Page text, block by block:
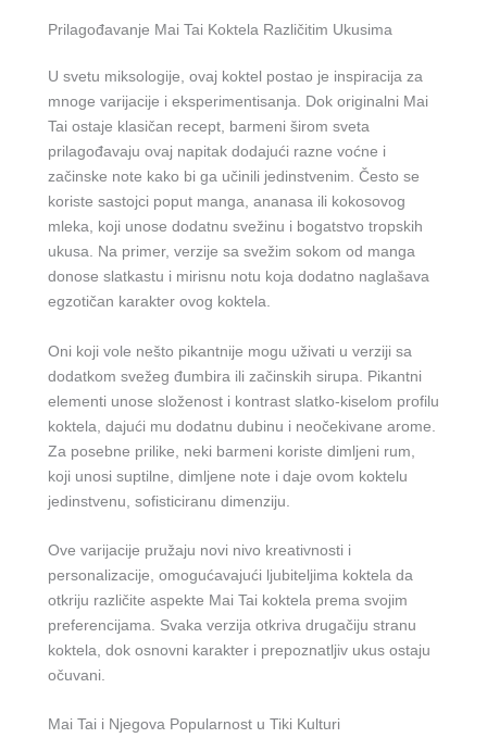
Prilagođavanje Mai Tai Koktela Različitim Ukusima
U svetu miksologije, ovaj koktel postao je inspiracija za
mnoge varijacije i eksperimentisanja. Dok originalni Mai
Tai ostaje klasičan recept, barmeni širom sveta
prilagođavaju ovaj napitak dodajući razne voćne i
začinske note kako bi ga učinili jedinstvenim. Često se
koriste sastojci poput manga, ananasa ili kokosovog
mleka, koji unose dodatnu svežinu i bogatstvo tropskih
ukusa. Na primer, verzije sa svežim sokom od manga
donose slatkastu i mirisnu notu koja dodatno naglašava
egzotičan karakter ovog koktela.
Oni koji vole nešto pikantnije mogu uživati u verziji sa
dodatkom svežeg đumbira ili začinskih sirupa. Pikantni
elementi unose složenost i kontrast slatko-kiselom profilu
koktela, dajući mu dodatnu dubinu i neočekivane arome.
Za posebne prilike, neki barmeni koriste dimljeni rum,
koji unosi suptilne, dimljene note i daje ovom koktelu
jedinstvenu, sofisticiranu dimenziju.
Ove varijacije pružaju novi nivo kreativnosti i
personalizacije, omogućavajući ljubiteljima koktela da
otkriju različite aspekte Mai Tai koktela prema svojim
preferencijama. Svaka verzija otkriva drugačiju stranu
koktela, dok osnovni karakter i prepoznatljiv ukus ostaju
očuvani.
Mai Tai i Njegova Popularnost u Tiki Kulturi